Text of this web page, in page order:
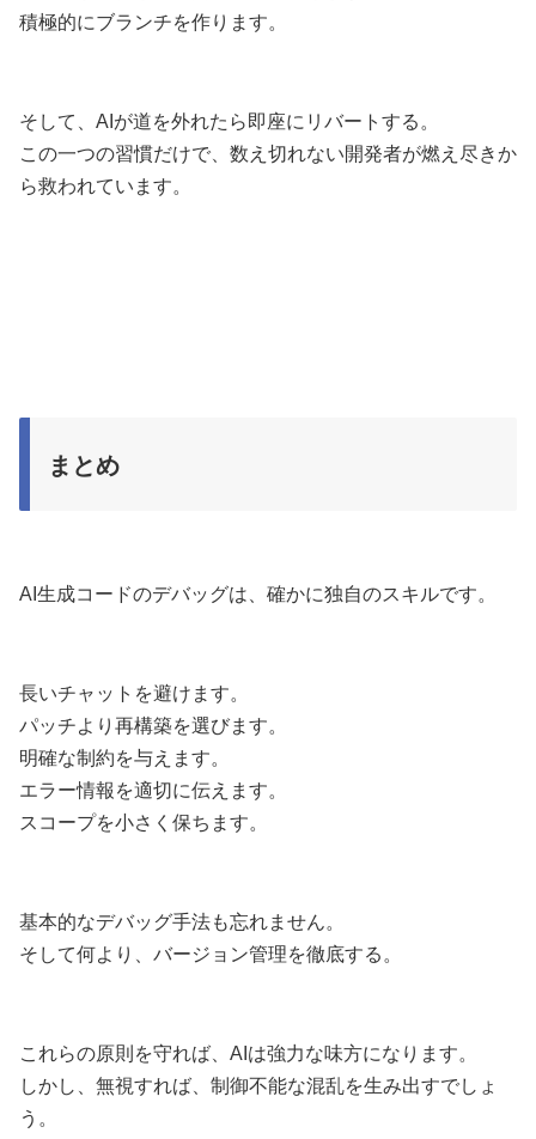
積極的にブランチを作ります。
そして、AIが道を外れたら即座にリバートする。
この一つの習慣だけで、数え切れない開発者が燃え尽きか
ら救われています。
まとめ
AI生成コードのデバッグは、確かに独自のスキルです。
長いチャットを避けます。
パッチより再構築を選びます。
明確な制約を与えます。
エラー情報を適切に伝えます。
スコープを小さく保ちます。
基本的なデバッグ手法も忘れません。
そして何より、バージョン管理を徹底する。
これらの原則を守れば、AIは強力な味方になります。
しかし、無視すれば、制御不能な混乱を生み出すでしょ
う。